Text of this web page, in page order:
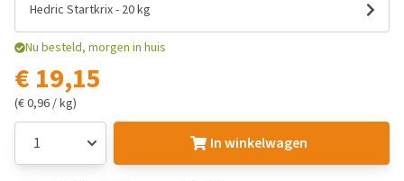
Hedric Startkrix - 20 kg
Nu besteld, morgen in huis
€ 19,15
(€ 0,96 / kg)
In winkelwagen